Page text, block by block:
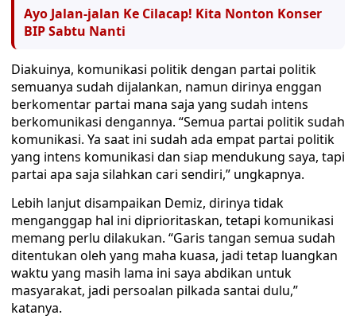
Ayo Jalan-jalan Ke Cilacap! Kita Nonton Konser
BIP Sabtu Nanti
Diakuinya, komunikasi politik dengan partai politik
semuanya sudah dijalankan, namun dirinya enggan
berkomentar partai mana saja yang sudah intens
berkomunikasi dengannya. “Semua partai politik sudah
komunikasi. Ya saat ini sudah ada empat partai politik
yang intens komunikasi dan siap mendukung saya, tapi
partai apa saja silahkan cari sendiri,” ungkapnya.
Lebih lanjut disampaikan Demiz, dirinya tidak
menganggap hal ini diprioritaskan, tetapi komunikasi
memang perlu dilakukan. “Garis tangan semua sudah
ditentukan oleh yang maha kuasa, jadi tetap luangkan
waktu yang masih lama ini saya abdikan untuk
masyarakat, jadi persoalan pilkada santai dulu,”
katanya.